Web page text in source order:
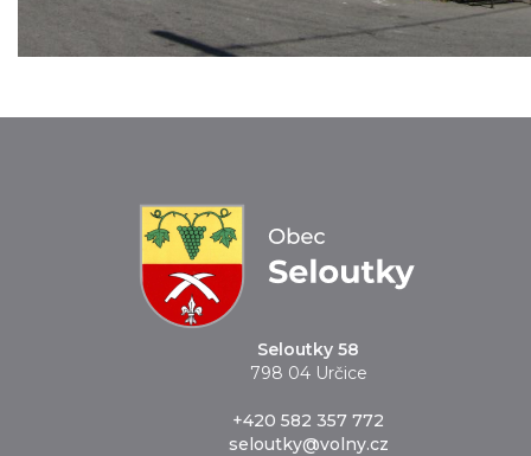
Seloutky 58
798 04 Určice
+420 582 357 772
seloutky@volny.cz